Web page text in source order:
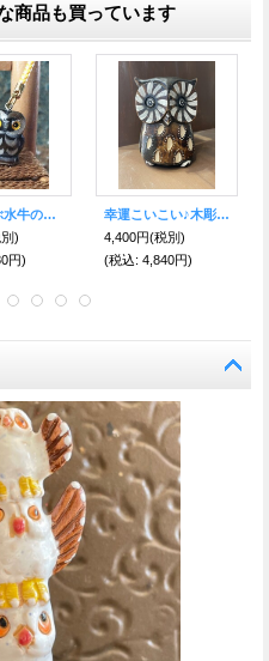
商品も買っています
葡萄／英国より 幸運のシルバーチャーム
)
円)
幸運たっぷりと♪大粒ワイルーロ☆キーホルダー ハンド イルカ＆フクロウ・ハート
1,980円(税別)
(税込: 2,178円)